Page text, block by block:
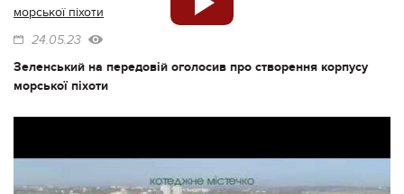
24.05.23
Зеленський на передовій оголосив про створення корпусу
морської піхоти